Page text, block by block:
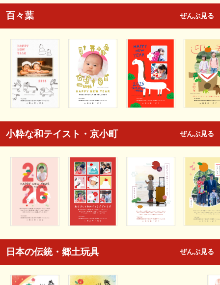
百々葉 ぜんぶ見る
小粋な和テイスト・京小町 ぜんぶ見る
日本の伝統・郷土玩具 ぜんぶ見る